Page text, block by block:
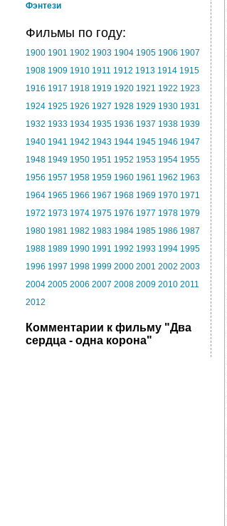
Фэнтези
Фильмы по году:
1900 1901 1902 1903 1904 1905 1906 1907
1908 1909 1910 1911 1912 1913 1914 1915
1916 1917 1918 1919 1920 1921 1922 1923
1924 1925 1926 1927 1928 1929 1930 1931
1932 1933 1934 1935 1936 1937 1938 1939
1940 1941 1942 1943 1944 1945 1946 1947
1948 1949 1950 1951 1952 1953 1954 1955
1956 1957 1958 1959 1960 1961 1962 1963
1964 1965 1966 1967 1968 1969 1970 1971
1972 1973 1974 1975 1976 1977 1978 1979
1980 1981 1982 1983 1984 1985 1986 1987
1988 1989 1990 1991 1992 1993 1994 1995
1996 1997 1998 1999 2000 2001 2002 2003
2004 2005 2006 2007 2008 2009 2010 2011
2012
Комментарии к фильму "Два
сердца - одна корона"